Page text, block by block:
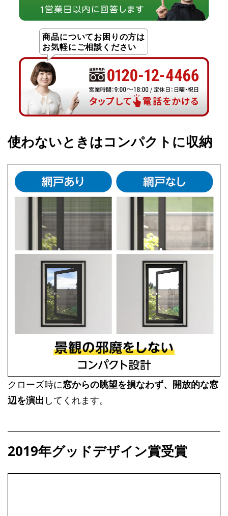
商品についてお困りの方は
お気軽にご相談ください
使わないときはコンパクトに収納
クローズ時に窓からの眺望を損なわず、開放的な窓
辺を演出 してくれます。
2019年グッドデザイン賞受賞